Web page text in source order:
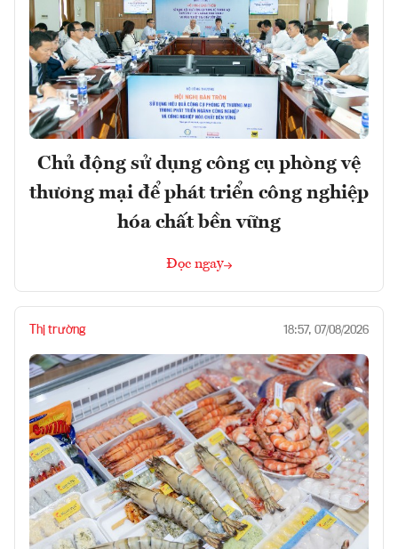
Chủ động sử dụng công cụ phòng vệ
thương mại để phát triển công nghiệp
hóa chất bền vững
Đọc ngay
Thị trường 18:57, 07/08/2026